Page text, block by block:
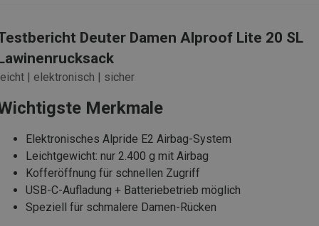
Deuter Damen Alproof Lite 20 SL
| elektronisch | sicher
Merkmale
Elektronisches Alpride E2 Airbag-System
Leichtgewicht: nur 2.400 g mit Airbag
Kofferöffnung für schnellen Zugriff
USB-C-Aufladung + Batteriebetrieb möglich
Speziell für schmalere Damen-Rücken